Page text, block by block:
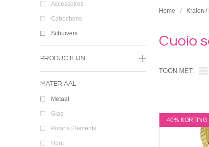
Accessoires
Cabochons
Schuivers
PRODUCTLIJN
MATERIAAL
Metaal
Glas
Polaris Elements
Hout
Home Kralen
Cuoio
TOON MET:
40% KORTING